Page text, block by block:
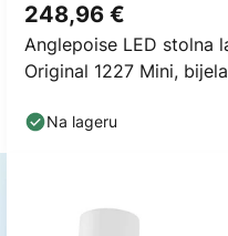
Anglepoise LED stolna
Original 1227 Mini, bijela
248,96 €
Na lageru